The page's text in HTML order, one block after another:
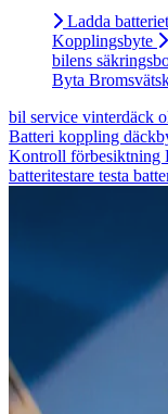
Ladda batteriet
Kopplingsbyte
bilens
Byta
bil service vinterdäck
Batteri koppling
Kontroll förbesiktning
batteritestare testa